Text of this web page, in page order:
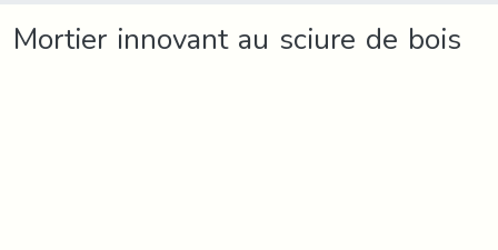
Mortier innovant au sciure de bois